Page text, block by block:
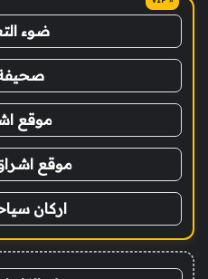
ضوء
موقع
موقع
اركان